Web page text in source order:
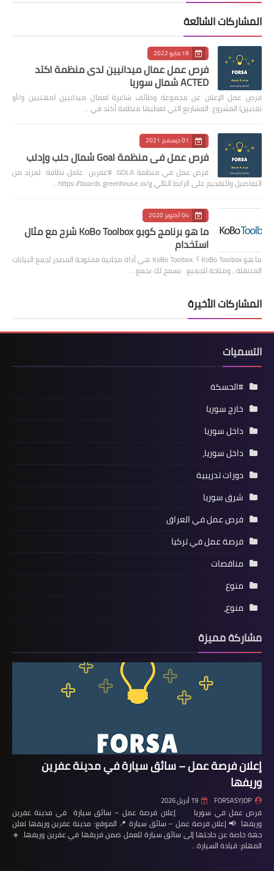
المشاركات الشائعة
19 مايو 2022
فرص عمل عمال ميدانيين لدى منظمة اكتد
ACTED شمال سوريا
فرص عمل الإعلان عن مجموعة وظائف شاغرة لعمال ميدانيين (مهنيين و/أو
تقنيين) المشروع: المشاريع التي تغطيها منظمة أكتد في …
01 ديسمبر 2021
فرص عمل في منظمة Goal شمال حلب وإدلب
فرص عمل في منظمة GOLA #عفرين عامل نظافة لمزيد من
التفاصيل وللتقديم على الرابط التالي https://boards.greenhouse.io/g…
04 أكتوبر 2020
ما هو برنامج كوبو KoBo Toolbox شرح مع مثال
استخدام
ما هو KoBo Toolbox ؟ KoBo Toolbox هي أداة مجانية مفتوحة المصدر لجمع البيانات
المتنقلة ، ومتاحة للجميع. يسمح لك بجمع …
المشاركات الأخيرة
التسميات
#الحسكة
خارج سوريا
داخل سوريا
داخل سوريا،
دورات تدريبية
شرق سوريا
فرص عمل في العراق
فرصة عمل في تركيا
مناقصات
منوع
منوع،
مشاركة مميزة
إعلان فرصة عمل – سائق سيارة في مدينة عفرين
وريفها
FORSASYJOP 19 أبريل 2026
فرص عمل في سوريا إعلان فرصة عمل – سائق سيارة في مدينة عفرين
وريفها 📢 إعلان فرصة عمل – سائق سيارة 📍 الموقع: مدينة عفرين وريفها تعلن
جهة خاصة عن حاجتها إلى سائق سيارة للعمل ضمن فريقها في عفرين وريفها. 🔹
المهام: قيادة السيارة…